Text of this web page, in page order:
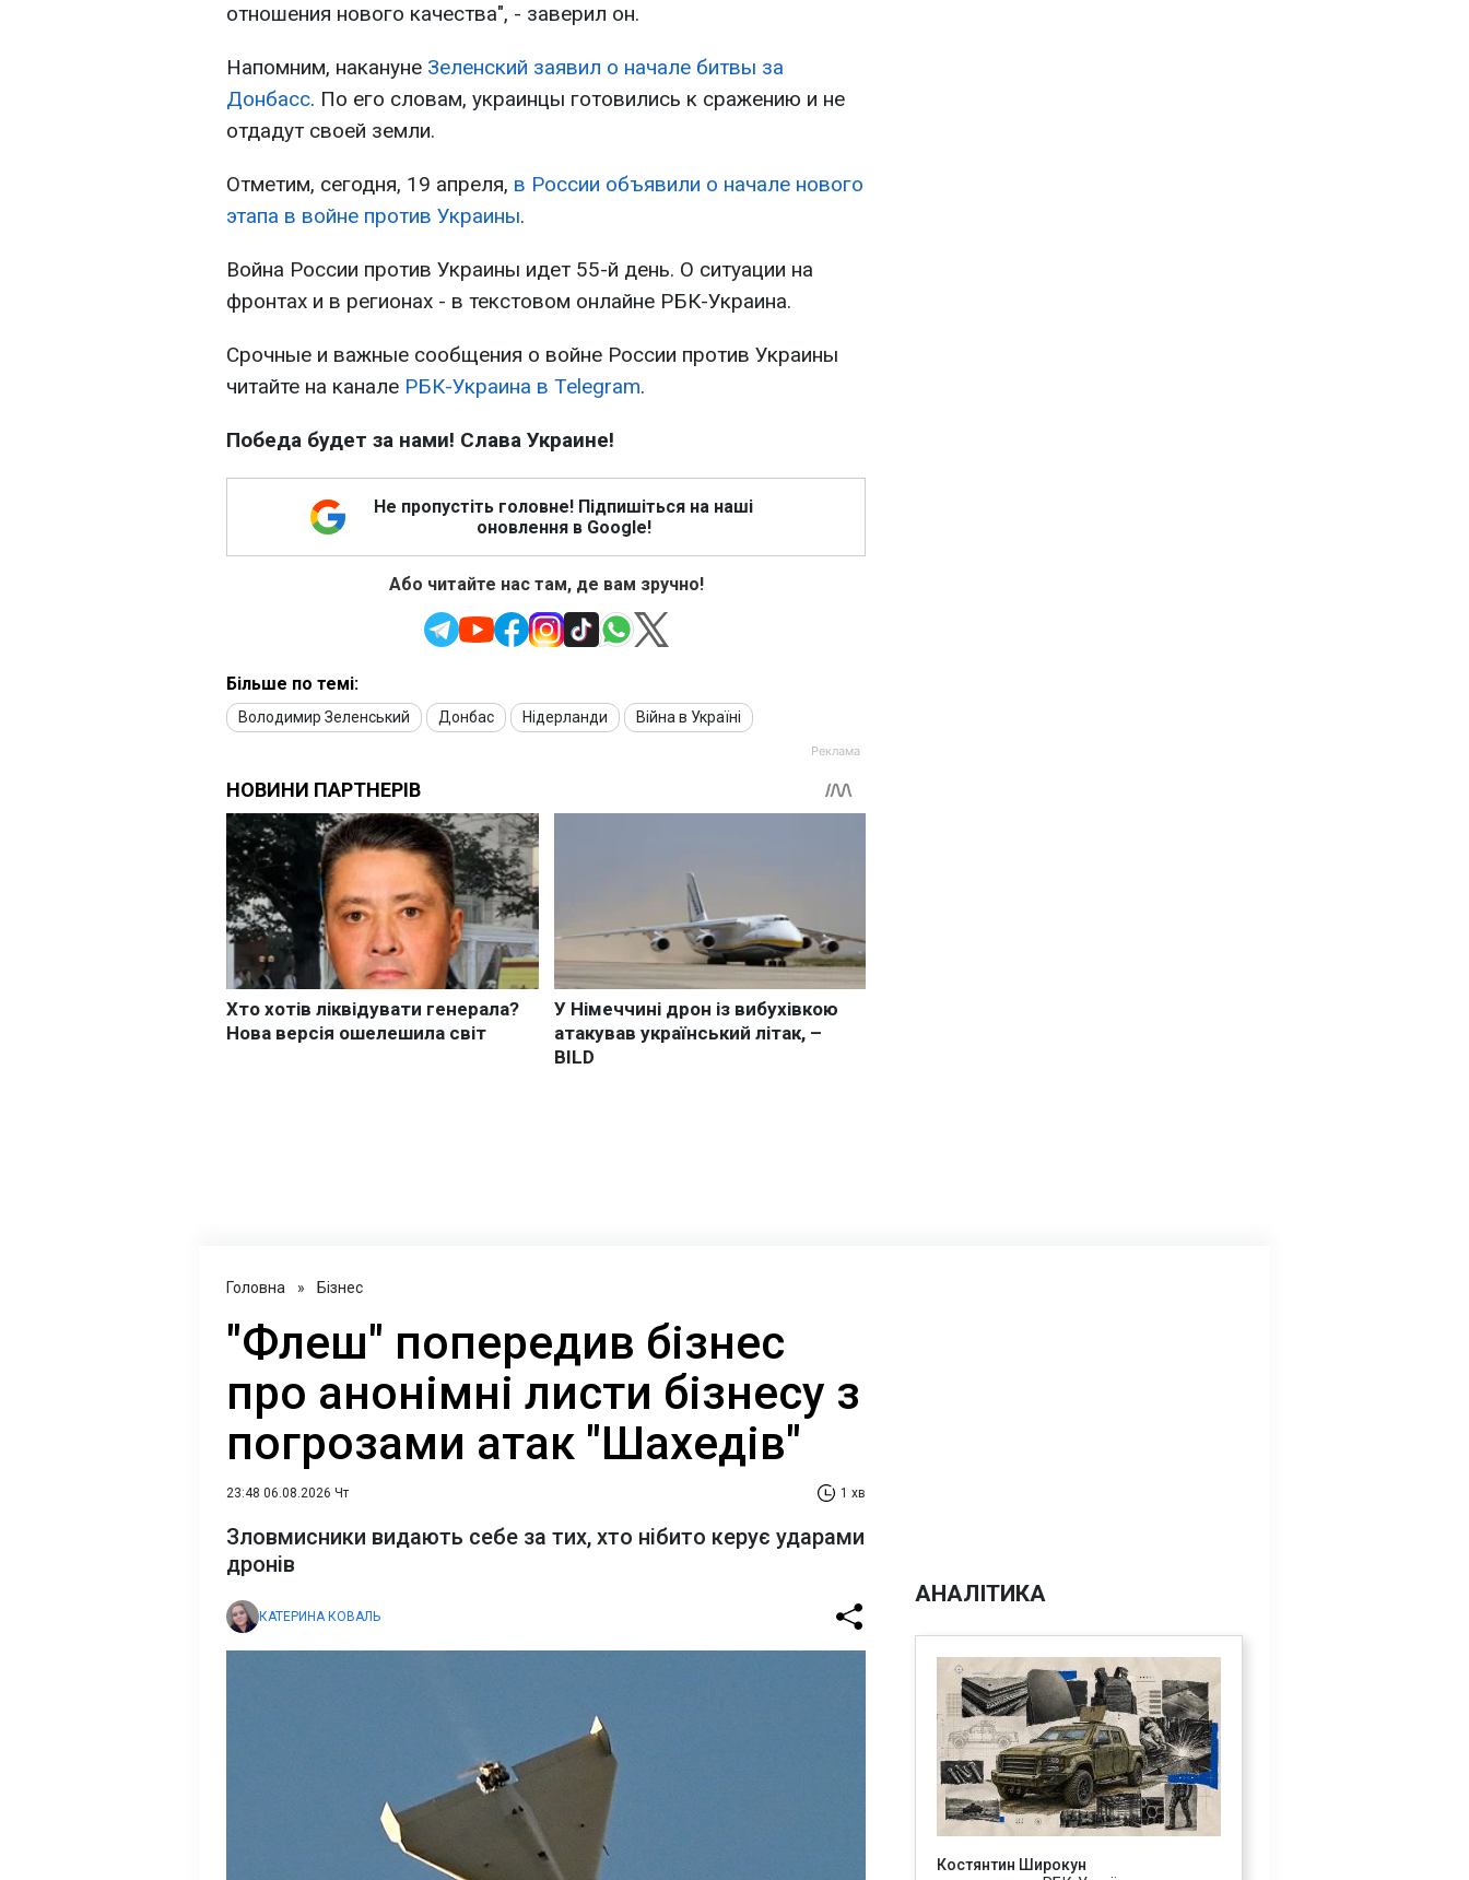
отношения нового качества", - заверил он.
Напомним, накануне Зеленский заявил о начале битвы за
Донбасс. По его словам, украинцы готовились к сражению и не
отдадут своей земли.
Отметим, сегодня, 19 апреля, в России объявили о начале нового
этапа в войне против Украины.
Война России против Украины идет 55-й день. О ситуации на
фронтах и в регионах - в текстовом онлайне РБК-Украина.
Срочные и важные сообщения о войне России против Украины
читайте на канале РБК-Украина в Telegram.
Победа будет за нами! Слава Украине!
Не пропустіть головне! Підпишіться на наші
оновлення в Google!
Або читайте нас там, де вам зручно!
Більше по темі:
Володимир Зеленський Донбас Нідерланди Війна в Україні
Головна » Бізнес
"Флеш" попередив бізнес
про анонімні листи бізнесу з
погрозами атак "Шахедів"
23:48 06.08.2026 Чт 1 хв
Зловмисники видають себе за тих, хто нібито керує ударами
дронів
КАТЕРИНА КОВАЛЬ
АНАЛІТИКА
Костянтин Широкун